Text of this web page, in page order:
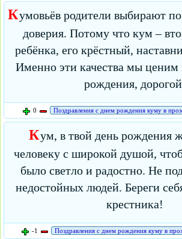
Кумовьёв родители выбирают
доверия. Потому что кум –
ребёнка, его крёстный,
Именно эти качества мы ценим
рождения,
0
Поздравления с днем рождения куму в
Кум, в твой день рождения
человеку с широкой душой,
было светло и радостно. Не
недостойных людей. Береги
крестника!
-1
Поздравления с днем рождения куму в